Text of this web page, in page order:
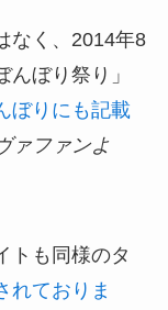
なく、2014年8
ぼり祭り」
ぼりにも記載
ァファンよ
トも同様のタ
れておりま